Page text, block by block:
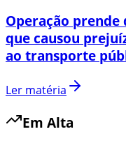
Operação
que causou
ao transporte
Ler matéria
Em Alta